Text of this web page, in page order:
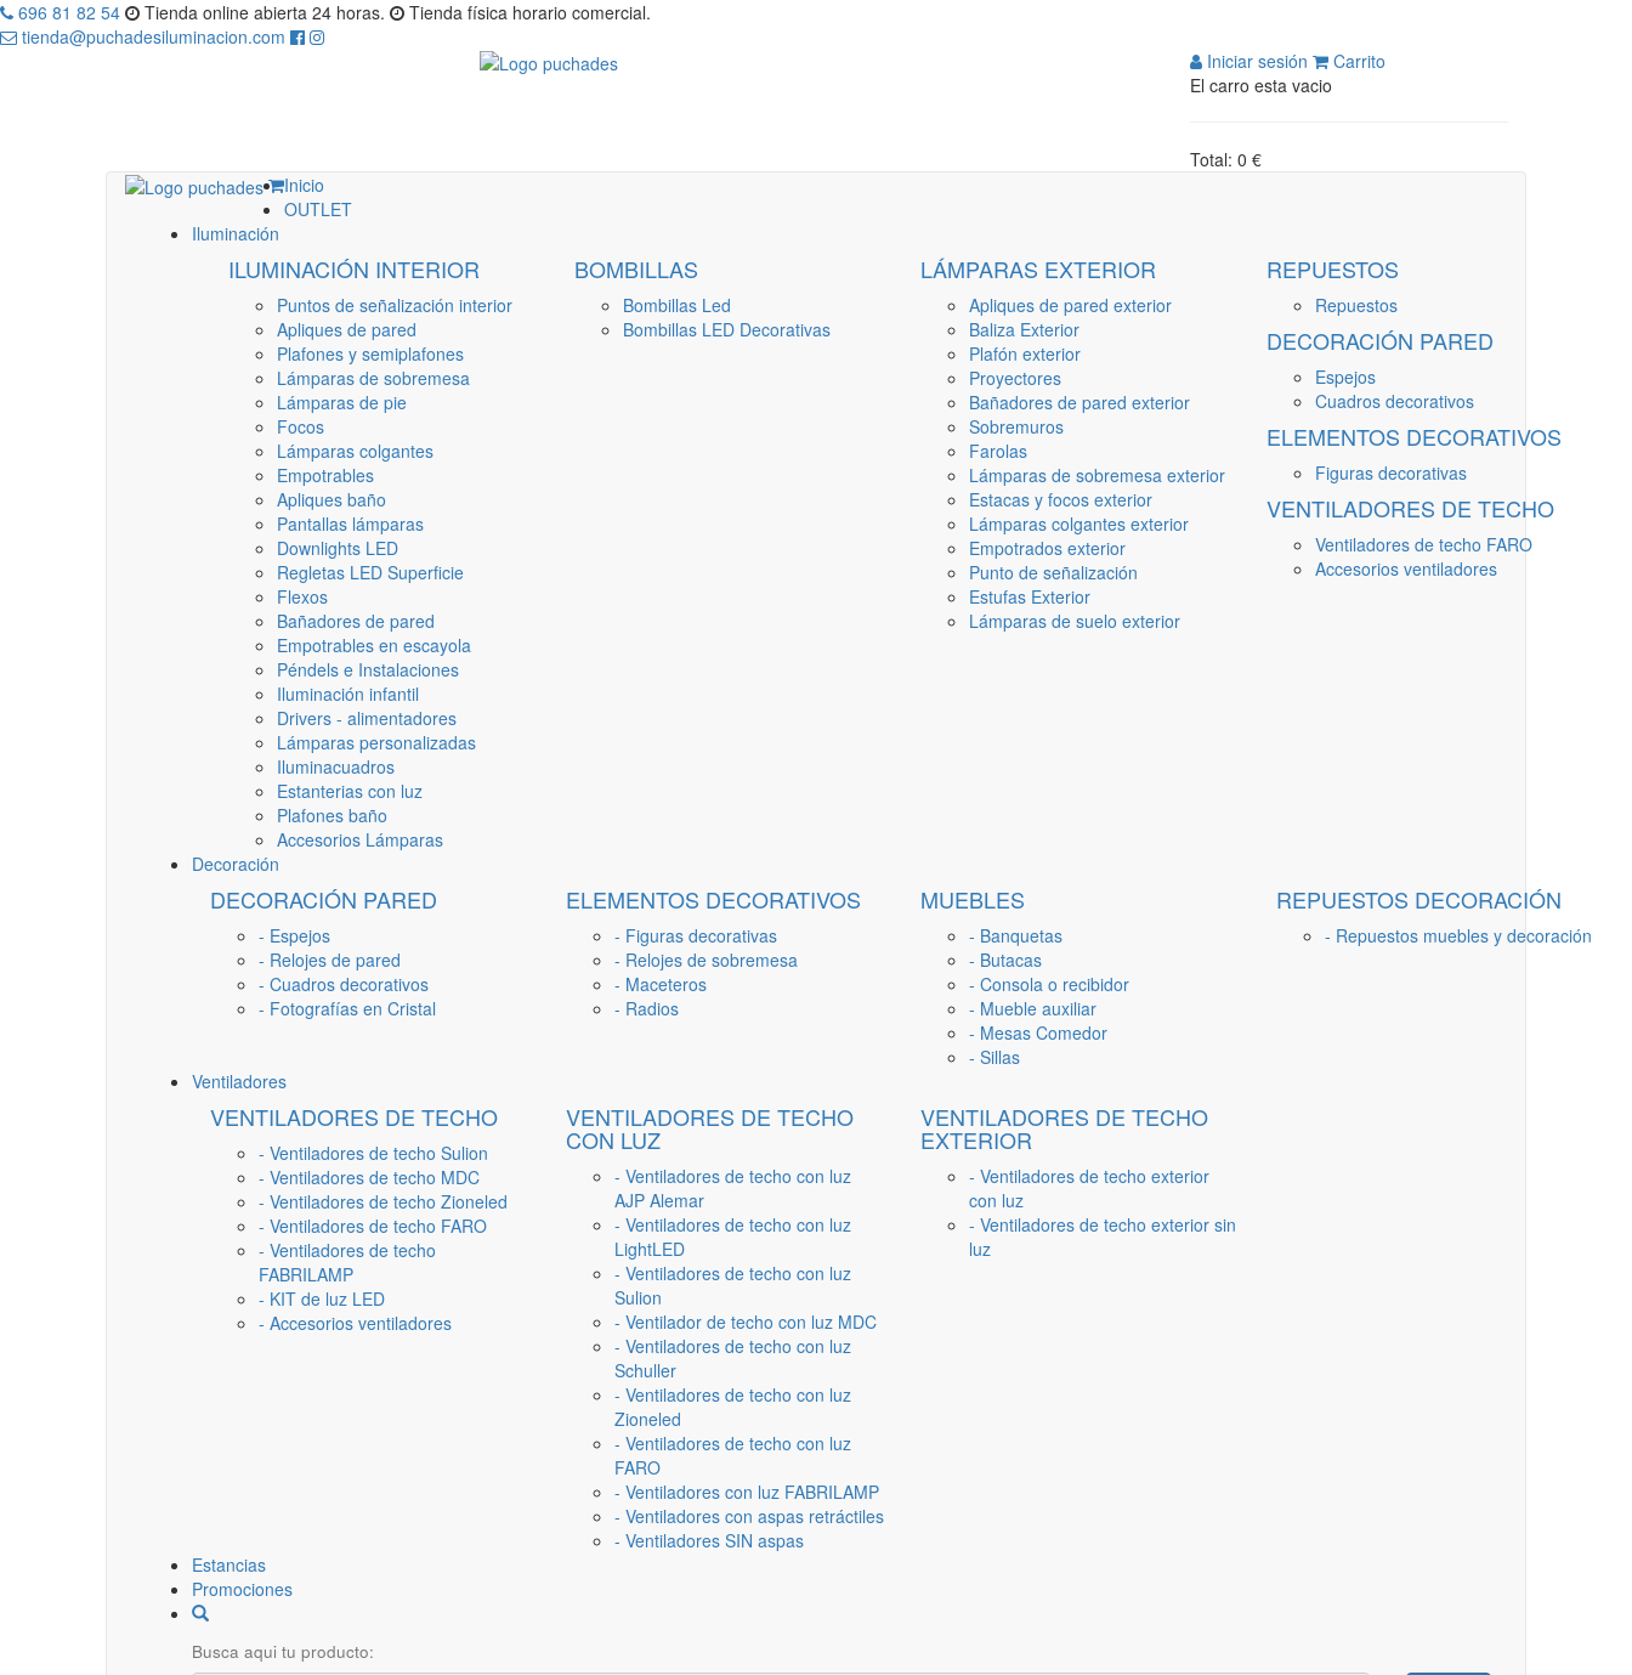
696 81 82 54 Tienda online abierta 24 horas.
Tienda física horario comercial.
tienda@puchadesiluminacion.com
Iniciar sesión
Carrito
El carro esta vacio
Total: 0 €
Inicio
OUTLET
Iluminación
ILUMINACIÓN INTERIOR
Puntos de señalización interior
Apliques de pared
Plafones y semiplafones
Lámparas de sobremesa
Lámparas de pie
Focos
Lámparas colgantes
Empotrables
Apliques baño
Pantallas lámparas
Downlights LED
Regletas LED Superficie
Flexos
Bañadores de pared
Empotrables en escayola
Péndels e Instalaciones
Iluminación infantil
Drivers - alimentadores
Lámparas personalizadas
Iluminacuadros
Estanterias con luz
Plafones baño
Accesorios Lámparas
BOMBILLAS
Bombillas Led
Bombillas LED Decorativas
LÁMPARAS EXTERIOR
Apliques de pared exterior
Baliza Exterior
Plafón exterior
Proyectores
Bañadores de pared exterior
Sobremuros
Farolas
Lámparas de sobremesa exterior
Estacas y focos exterior
Lámparas colgantes exterior
Empotrados exterior
Punto de señalización
Estufas Exterior
Lámparas de suelo exterior
REPUESTOS
Repuestos
DECORACIÓN PARED
Espejos
Cuadros decorativos
ELEMENTOS DECORATIVOS
Figuras decorativas
VENTILADORES DE TECHO
Ventiladores de techo FARO
Accesorios ventiladores
Decoración
DECORACIÓN PARED
- Espejos
- Relojes de pared
- Cuadros decorativos
- Fotografías en Cristal
ELEMENTOS DECORATIVOS
- Figuras decorativas
- Relojes de sobremesa
- Maceteros
- Radios
MUEBLES
- Banquetas
- Butacas
- Consola o recibidor
- Mueble auxiliar
- Mesas Comedor
- Sillas
REPUESTOS DECORACIÓN
- Repuestos muebles y decoración
Ventiladores
VENTILADORES DE TECHO
- Ventiladores de techo Sulion
- Ventiladores de techo MDC
- Ventiladores de techo Zioneled
- Ventiladores de techo FARO
- Ventiladores de techo
FABRILAMP
- KIT de luz LED
- Accesorios ventiladores
VENTILADORES DE TECHO
CON LUZ
- Ventiladores de techo con luz
AJP Alemar
- Ventiladores de techo con luz
LightLED
- Ventiladores de techo con luz
Sulion
- Ventilador de techo con luz MDC
- Ventiladores de techo con luz
Schuller
- Ventiladores de techo con luz
Zioneled
- Ventiladores de techo con luz
FARO
- Ventiladores con luz FABRILAMP
- Ventiladores con aspas retráctiles
- Ventiladores SIN aspas
VENTILADORES DE TECHO
EXTERIOR
- Ventiladores de techo exterior
con luz
- Ventiladores de techo exterior sin
luz
Estancias
Promociones
Busca aqui tu producto: